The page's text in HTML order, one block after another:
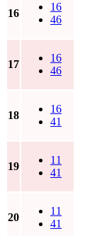
16
16
46
17
16
46
18
16
41
19
11
41
20
11
41